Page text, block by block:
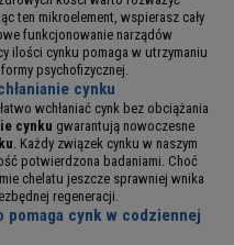
ten mikroelement, wspierasz cały
funkcjonowanie narządów
ilości cynku pomaga w utrzymaniu
psychofizycznej.
cynku
wchłaniać cynk bez obciążania
cynku gwarantują nowoczesne
. Każdy związek cynku w naszym
potwierdzona badaniami. Choć
chelatu jeszcze sprawniej wnika
regeneracji.
cynk w codziennej